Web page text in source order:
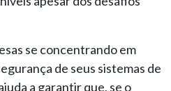
se concentrando em
de seus sistemas de
a garantir que, se o